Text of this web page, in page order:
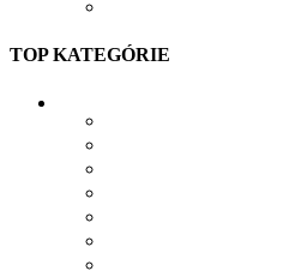
TOP KATEGÓRIE